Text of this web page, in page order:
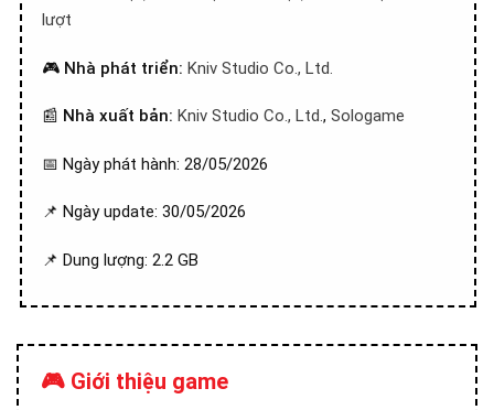
lượt
🎮 Nhà phát triển: Kniv Studio Co., Ltd.
📰 Nhà xuất bản: Kniv Studio Co., Ltd., Sologame
📅 Ngày phát hành: 28/05/2026
📌 Ngày update: 30/05/2026
📌 Dung lượng: 2.2 GB
🎮 Giới thiệu game